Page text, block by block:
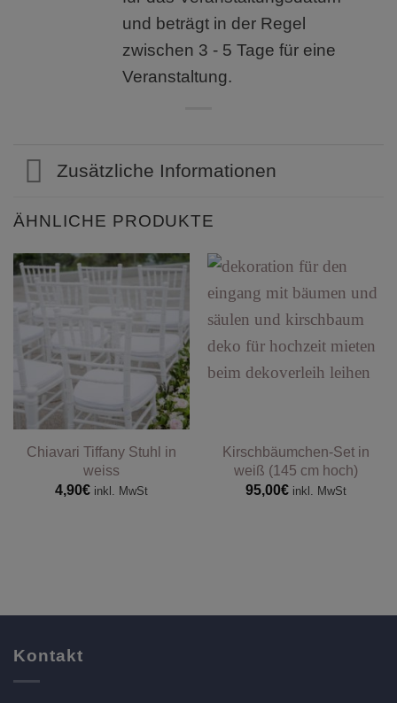
und beträgt in der Regel
zwischen 3 - 5 Tage für eine
Veranstaltung.
Zusätzliche Informationen
ÄHNLICHE PRODUKTE
Chiavari Tiffany Stuhl in
weiss
4,90€ inkl. MwSt
Kirschbäumchen-Set in
weiß (145 cm hoch)
95,00€ inkl. MwSt
Kontakt